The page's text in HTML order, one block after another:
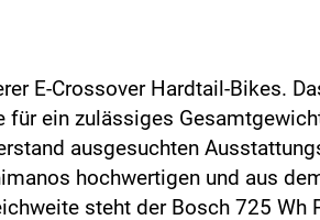
E-Crossover Hardtail-Bikes.
für ein zulässiges
ausgesuchten
hochwertigen und aus
steht der Bosch 725 Wh